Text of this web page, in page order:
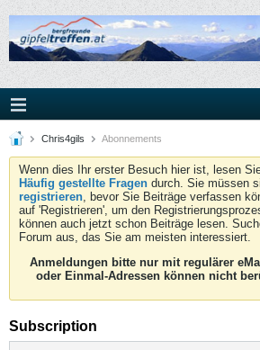
Chris4gils Abonnements
Wenn dies Ihr erster Besuch hier ist, lesen
Häufig gestellte Fragen durch. Sie müssen
registrieren, bevor Sie Beiträge verfassen
auf 'Registrieren', um den
können auch jetzt schon Beiträge lesen.
Forum aus, das Sie am meisten interessiert.
Anmeldungen bitte nur mit regulärer
oder Einmal-Adressen können nicht
Subscription